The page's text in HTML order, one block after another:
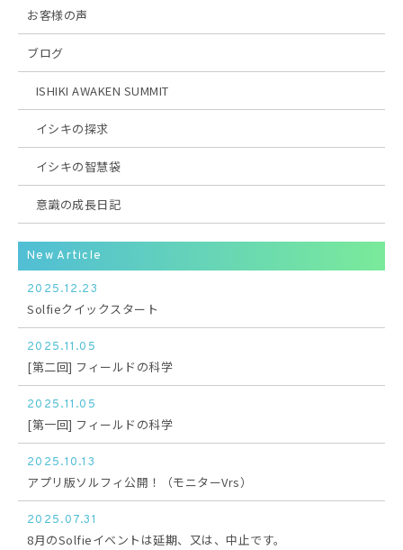
お客様の声
ブログ
ISHIKI AWAKEN SUMMIT
イシキの探求
イシキの智慧袋
意識の成長日記
New Article
2025.12.23
Solfieクイックスタート
2025.11.05
[第二回] フィールドの科学
2025.11.05
[第一回] フィールドの科学
2025.10.13
アプリ版ソルフィ公開！（モニターVrs）
2025.07.31
8月のSolfieイベントは延期、又は、中止です。